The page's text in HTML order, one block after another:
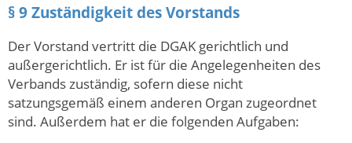
§ 9 Zuständigkeit des Vorstands
Der Vorstand vertritt die DGAK gerichtlich und
außergerichtlich. Er ist für die Angelegenheiten des
Verbands zuständig, sofern diese nicht
satzungsgemäß einem anderen Organ zugeordnet
sind. Außerdem hat er die folgenden Aufgaben: